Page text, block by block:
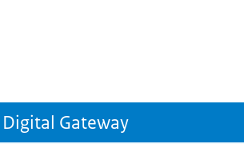
Gateway